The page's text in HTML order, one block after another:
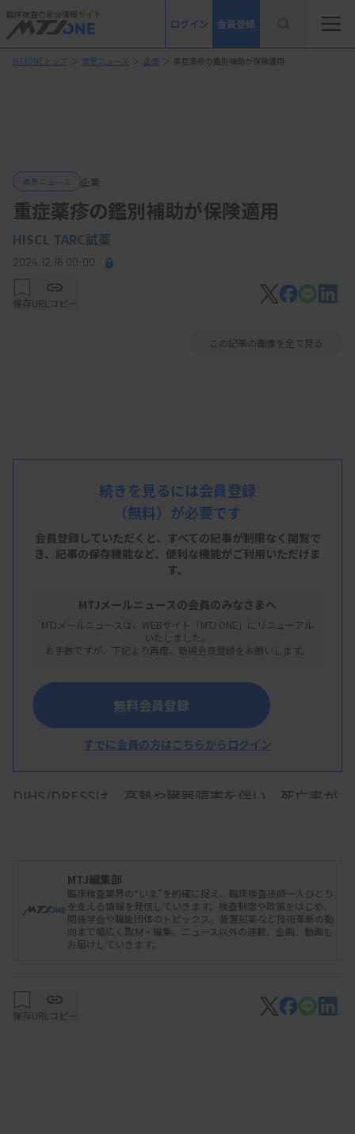
臨床検査の総合情報サイト
ログイン 会員登録
MTJONEトップ ＞ 業界ニュース ＞ 企業 ＞ 重症薬疹の鑑別補助が保険適用
業界ニュース 企業
重症薬疹の鑑別補助が保険適用
HISCL TARC試薬
2024.12.16 00:00
保存URLコピー
この記事の画像を全て見る
内で初めて、重症薬疹の一つである「薬剤性過敏症
症候群（DIHS/DRESS）」の鑑別診断を補助する適
応で保険適用となったと発表した。適用は12月1日
DIHS/DRESSは、高熱や臓器障害を伴い、死亡率が
れていた。これまでは問診や臨床所見を基に診断を
行っており、客観的で迅速な診断法が求められてい
た。
検査実施料は、「D015 血漿蛋白免疫学的検査 18
可能。医学的な必要性から2回以上算定する場合
は、詳細な理由をレセプトに記載する。
続きを見るには会員登録
（無料）が必要です
会員登録していただくと、すべての記事が制限なく閲覧で
き、 記事の保存機能など、便利な機能がご利用いただけま
す。
MTJメールニュースの会員のみなさまへ
MTJメールニュースは、WEBサイト「MTJ ONE」にリニューアル
いたしました。
お手数ですが、下記より再度、新規会員登録をお願いします。
無料会員登録
すでに会員の方はこちらからログイン
MTJ編集部
臨床検査業界の“いま”を的確に捉え、臨床検査技師一人ひとり
を支える情報を発信していきます。検査制度や政策をはじめ、
関係学会や職能団体のトピックス、装置試薬など技術革新の動
向まで幅広く取材・編集。ニュース以外の連載、企画、動画も
お届けしていきます。
保存URLコピー